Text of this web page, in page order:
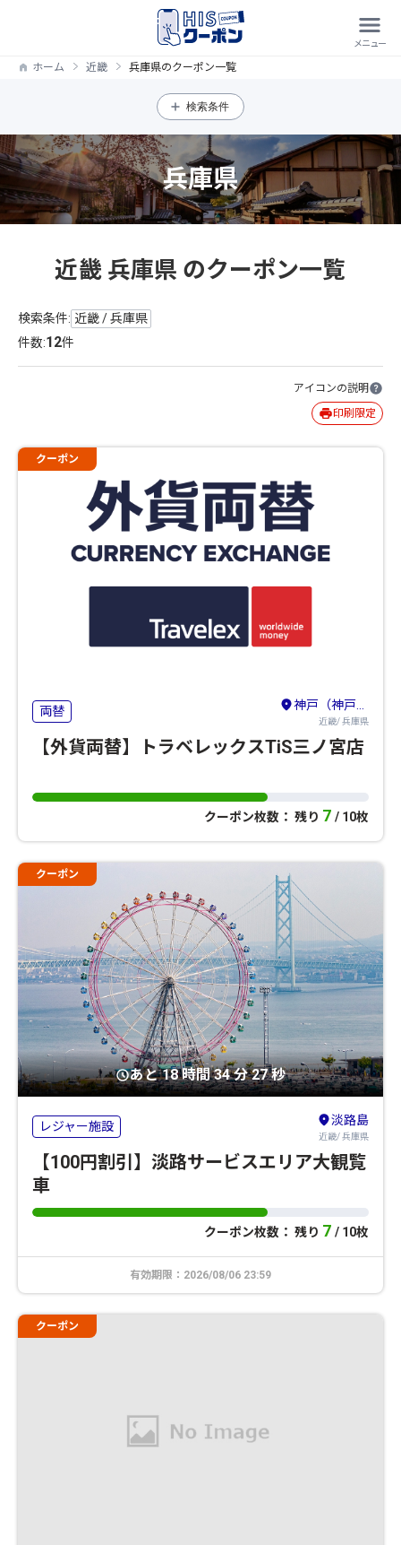
ホーム 近畿 兵庫県のクーポン一覧
検索条件
兵庫県
近畿 兵庫県 のクーポン一覧
検索条件: 近畿 / 兵庫県
件数:12件
アイコンの説明
印刷限定
クーポン
両替 神戸（神戸・有馬温泉・六甲山）
近畿/ 兵庫県
【外貨両替】トラベレックスTiS三ノ宮店
クーポン枚数： 残り 7 / 10枚
クーポン
あと 18 時間 34 分 26 秒
レジャー施設 淡路島
近畿/ 兵庫県
【100円割引】淡路サービスエリア大観覧
車
クーポン枚数： 残り 7 / 10枚
有効期限：2026/08/06 23:59
クーポン